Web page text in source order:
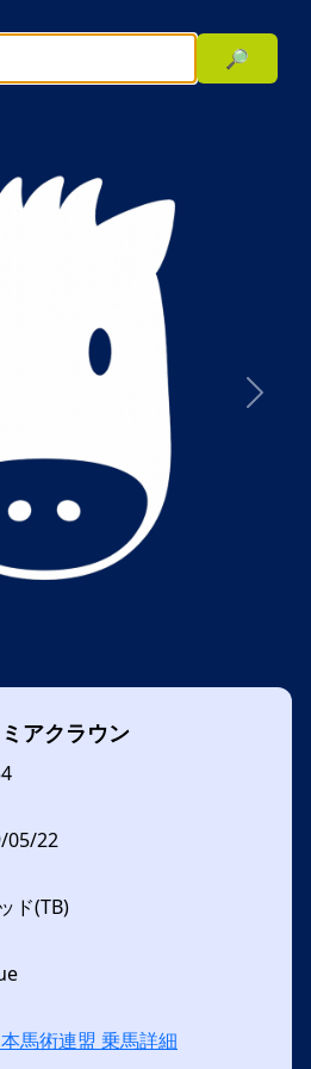
🔎
次へ
アクラウン
05/22
ド(TB)
馬術連盟 乗馬詳細